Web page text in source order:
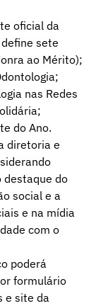
oficial da
sete
ao Mérito);
nas Redes
do Ano.
diretoria e
destaque do
social e a
e na mídia
com o
poderá
formulário
e site da